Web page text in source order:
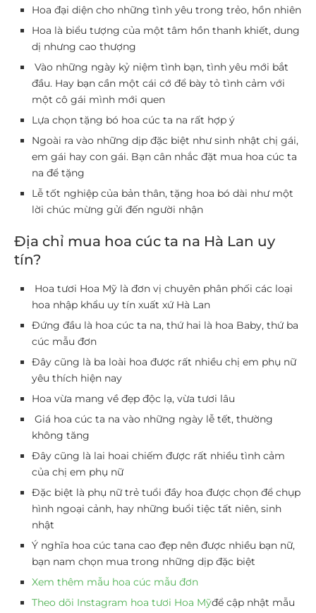
Hoa đại diện cho những tình yêu trong trẻo, hồn nhiên
Hoa là biểu tượng của một tâm hồn thanh khiết, dung
dị nhưng cao thượng
Vào những ngày kỷ niệm tình bạn, tình yêu mới bắt
đầu. Hay bạn cần một cái cớ để bày tỏ tình cảm với
một cô gái mình mới quen
Lựa chọn tặng bó hoa cúc ta na rất hợp ý
Ngoài ra vào những dịp đặc biệt như sinh nhật chị gái,
em gái hay con gái. Bạn cân nhắc đặt mua hoa cúc ta
na để tặng
Lễ tốt nghiệp của bản thân, tặng hoa bó dài như một
lời chúc mừng gửi đến người nhận
Địa chỉ mua hoa cúc ta na Hà Lan uy
tín?
Hoa tươi Hoa Mỹ là đơn vị chuyên phân phối các loại
hoa nhập khẩu uy tín xuất xứ Hà Lan
Đứng đầu là hoa cúc ta na, thứ hai là hoa Baby, thứ ba
cúc mẫu đơn
Đây cũng là ba loài hoa được rất nhiều chị em phụ nữ
yêu thích hiện nay
Hoa vừa mang về đẹp độc lạ, vừa tươi lâu
Giá hoa cúc ta na vào những ngày lễ tết, thường
không tăng
Đây cũng là lai hoai chiếm được rất nhiều tình cảm
của chị em phụ nữ
Đặc biệt là phụ nữ trẻ tuổi đầy hoa được chọn để chụp
hình ngoại cảnh, hay những buổi tiệc tất niên, sinh
nhật
Ý nghĩa hoa cúc tana cao đẹp nên được nhiều bạn nữ,
bạn nam chọn mua trong những dịp đặc biệt
Xem thêm mẫu hoa cúc mẫu đơn
Theo dõi Instagram hoa tươi Hoa Mỹđể cập nhật mẫu